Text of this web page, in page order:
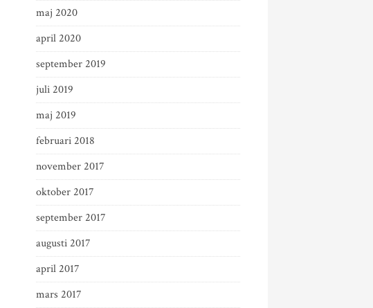
maj 2020
april 2020
september 2019
juli 2019
maj 2019
februari 2018
november 2017
oktober 2017
september 2017
augusti 2017
april 2017
mars 2017